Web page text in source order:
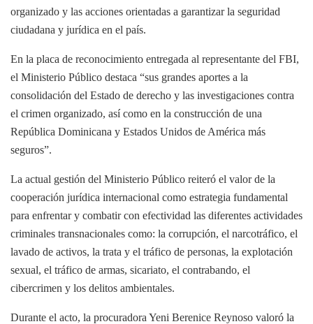
organizado y las acciones orientadas a garantizar la seguridad
ciudadana y jurídica en el país.
En la placa de reconocimiento entregada al representante del FBI,
el Ministerio Público destaca “sus grandes aportes a la
consolidación del Estado de derecho y las investigaciones contra
el crimen organizado, así como en la construcción de una
República Dominicana y Estados Unidos de América más
seguros”.
La actual gestión del Ministerio Público reiteró el valor de la
cooperación jurídica internacional como estrategia fundamental
para enfrentar y combatir con efectividad las diferentes actividades
criminales transnacionales como: la corrupción, el narcotráfico, el
lavado de activos, la trata y el tráfico de personas, la explotación
sexual, el tráfico de armas, sicariato, el contrabando, el
cibercrimen y los delitos ambientales.
Durante el acto, la procuradora Yeni Berenice Reynoso valoró la